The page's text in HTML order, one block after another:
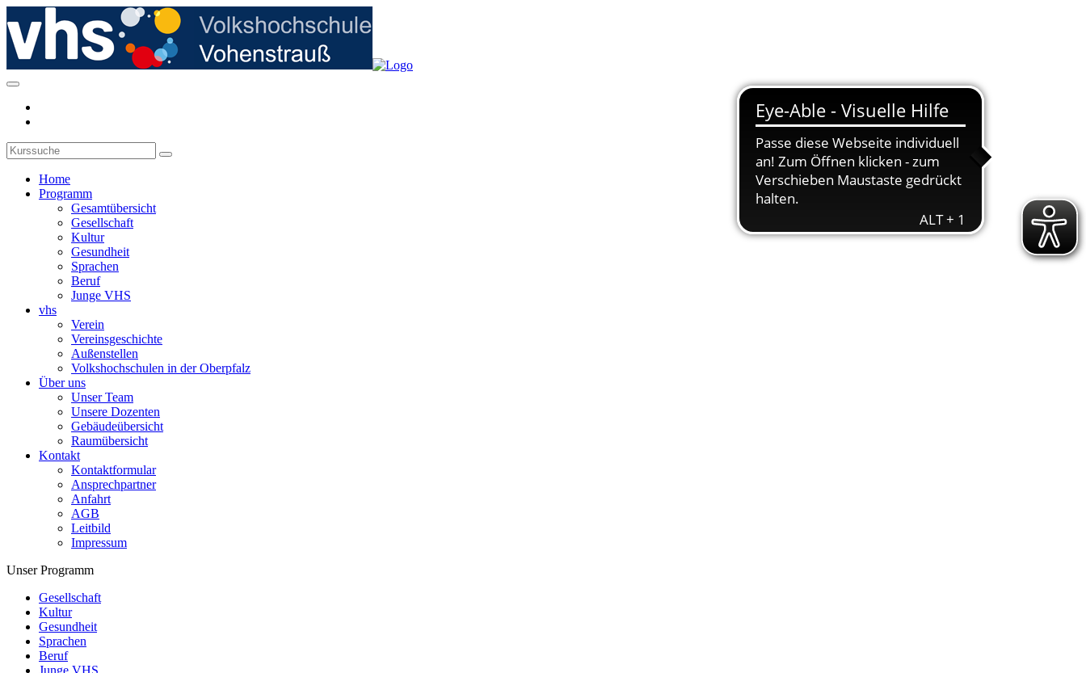
Home
Programm
Gesamtübersicht
Gesellschaft
Kultur
Gesundheit
Sprachen
Beruf
Junge VHS
vhs
Verein
Vereinsgeschichte
Außenstellen
Volkshochschulen in der Oberpfalz
Über uns
Unser Team
Unsere Dozenten
Gebäudeübersicht
Raumübersicht
Kontakt
Kontaktformular
Ansprechpartner
Anfahrt
AGB
Leitbild
Impressum
Unser Programm
Gesellschaft
Kultur
Gesundheit
Sprachen
Beruf
Junge VHS